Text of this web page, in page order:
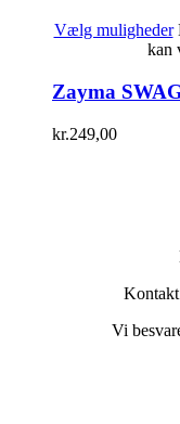
Vælg muligheder
kan
Zayma
kr.249,00
Kontakt
Vi